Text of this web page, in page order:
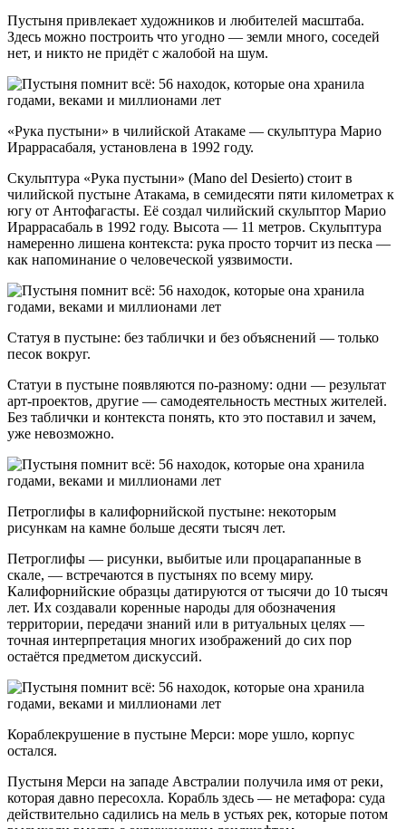
Пустыня привлекает художников и любителей масштаба.
Здесь можно построить что угодно — земли много, соседей
нет, и никто не придёт с жалобой на шум.
«Рука пустыни» в чилийской Атакаме — скульптура Марио
Ираррасабаля, установлена в 1992 году.
Скульптура «Рука пустыни» (Mano del Desierto) стоит в
чилийской пустыне Атакама, в семидесяти пяти километрах к
югу от Антофагасты. Её создал чилийский скульптор Марио
Ираррасабаль в 1992 году. Высота — 11 метров. Скульптура
намеренно лишена контекста: рука просто торчит из песка —
как напоминание о человеческой уязвимости.
Статуя в пустыне: без таблички и без объяснений — только
песок вокруг.
Статуи в пустыне появляются по-разному: одни — результат
арт-проектов, другие — самодеятельность местных жителей.
Без таблички и контекста понять, кто это поставил и зачем,
уже невозможно.
Петроглифы в калифорнийской пустыне: некоторым
рисункам на камне больше десяти тысяч лет.
Петроглифы — рисунки, выбитые или процарапанные в
скале, — встречаются в пустынях по всему миру.
Калифорнийские образцы датируются от тысячи до 10 тысяч
лет. Их создавали коренные народы для обозначения
территории, передачи знаний или в ритуальных целях —
точная интерпретация многих изображений до сих пор
остаётся предметом дискуссий.
Кораблекрушение в пустыне Мерси: море ушло, корпус
остался.
Пустыня Мерси на западе Австралии получила имя от реки,
которая давно пересохла. Корабль здесь — не метафора: суда
действительно садились на мель в устьях рек, которые потом